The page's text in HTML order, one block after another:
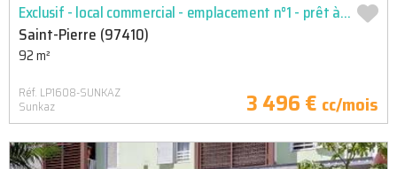
Exclusif - local commercial - emplacement n°1 - prêt à l'empl
Saint-Pierre (97410)
92 m²
Réf. LP1608-SUNKAZ
Sunkaz 3 496 € cc/mois